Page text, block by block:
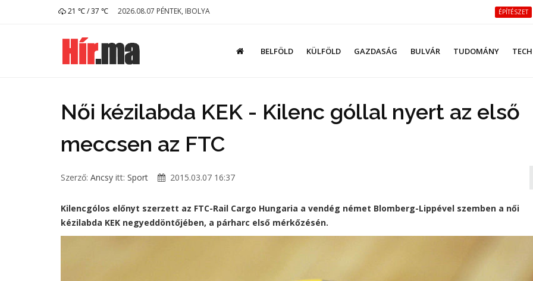
21 ℃ / 37 ℃ 2026.08.07 PÉNTEK, IBOLYA ÉPÍTÉSZET
BELFÖLD KÜLFÖLD GAZDASÁG BULVÁR TUDOMÁNY TECH
Női kézilabda KEK - Kilenc góllal nyert az első
meccsen az FTC
Szerző: Ancsy itt: Sport 2015.03.07 16:37
Kilencgólos előnyt szerzett az FTC-Rail Cargo Hungaria a vendég német Blomberg-Lippével szemben a női
kézilabda KEK negyeddöntőjében, a párharc első mérkőzésén.